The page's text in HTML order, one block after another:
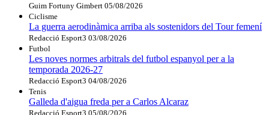
Guim Fortuny Gimbert 05/08/2026
Ciclisme
La guerra aerodinàmica arriba als sostenidors del Tour femení
Redacció Esport3 03/08/2026
Futbol
Les noves normes arbitrals del futbol espanyol per a la
temporada 2026-27
Redacció Esport3 04/08/2026
Tenis
Galleda d'aigua freda per a Carlos Alcaraz
Redacció Esport3 05/08/2026